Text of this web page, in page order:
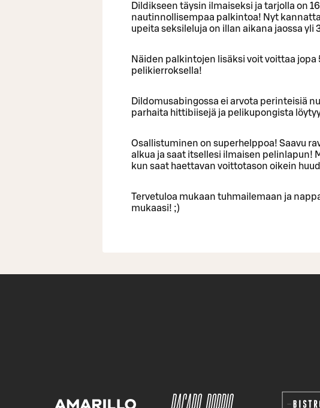
Dildikseen täysin ilmaiseksi ja tarjolla on
nautinnollisempaa palkintoa! Nyt
upeita seksileluja on illan aikana jaossa yli
Näiden palkintojen lisäksi voit voittaa
pelikierroksella!
Dildomusabingossa ei arvota perinteisiä
parhaita hittibiisejä ja pelikupongista
Osallistuminen on superhelppoa! Saavu
alkua ja saat itsellesi ilmaisen pelinlapun!
kun saat haettavan voittotason oikein
Tervetuloa mukaan tuhmailemaan ja
mukaasi! ;)